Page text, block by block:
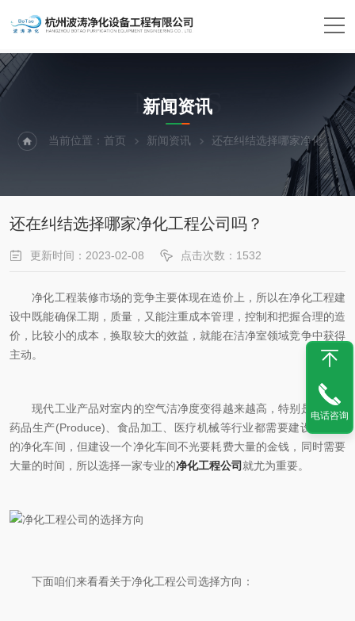
NEWS
新闻资讯
当前位置：首页 新闻资讯 还在纠结选择哪家净化工程公司吗？
还在纠结选择哪家净化工程公司吗？
更新时间：2023-02-08 点击次数：1532
净化工程装修市场的竞争主要体现在造价上，所以在净化工程建
设中既能确保工期，质量，又能注重成本管理，控制和把握合理的造
价，比较小的成本，换取较大的效益，就能在洁净室领域竞争中获得
主动。
现代工业产品对室内的空气洁净度变得越来越高，特别是电子、
药品生产(Produce)、食品加工、医疗机械等行业都需要建设高级别
的净化车间，但建设一个净化车间不光要耗费大量的金钱，同时需要
大量的时间，所以选择一家专业的净化工程公司就尤为重要。
下面咱们来看看关于净化工程公司选择方向：
电话咨询